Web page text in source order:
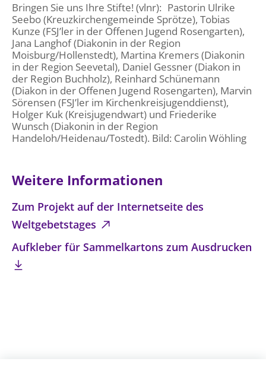
Bringen Sie uns Ihre Stifte! (vlnr): Pastorin Ulrike
Seebo (Kreuzkirchengemeinde Sprötze), Tobias
Kunze (FSJ’ler in der Offenen Jugend Rosengarten),
Jana Langhof (Diakonin in der Region
Moisburg/Hollenstedt), Martina Kremers (Diakonin
in der Region Seevetal), Daniel Gessner (Diakon in
der Region Buchholz), Reinhard Schünemann
(Diakon in der Offenen Jugend Rosengarten), Marvin
Sörensen (FSJ’ler im Kirchenkreisjugenddienst),
Holger Kuk (Kreisjugendwart) und Friederike
Wunsch (Diakonin in der Region
Handeloh/Heidenau/Tostedt). Bild: Carolin Wöhling
Weitere Informationen
Zum Projekt auf der Internetseite des
Weltgebetstages
Aufkleber für Sammelkartons zum Ausdrucken